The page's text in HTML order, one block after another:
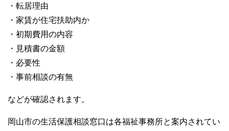
・転居理由
・家賃が住宅扶助内か
・初期費用の内容
・見積書の金額
・必要性
・事前相談の有無
などが確認されます。
岡山市の生活保護相談窓口は各福祉事務所と案内されてい